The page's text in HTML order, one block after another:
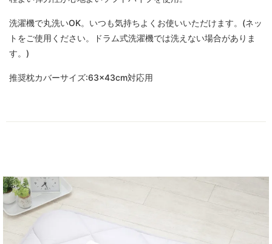
洗濯機で丸洗いOK。いつも気持ちよくお使いいただけます。(ネッ
トをご使用ください。ドラム式洗濯機では洗えない場合がありま
す。)
推奨枕カバーサイズ:63×43cm対応用